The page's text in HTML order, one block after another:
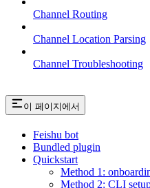
Channel Routing
Channel Location Parsing
Channel Troubleshooting
이 페이지에서
Feishu bot
Bundled plugin
Quickstart
Method 1:
Method 2: CLI